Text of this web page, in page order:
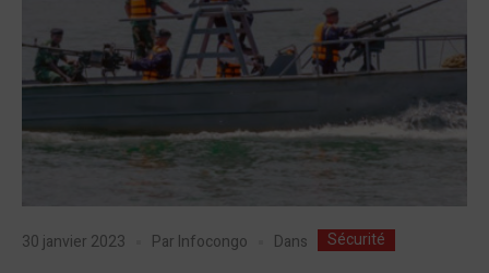
30 janvier 2023 Par Infocongo Dans Sécurité